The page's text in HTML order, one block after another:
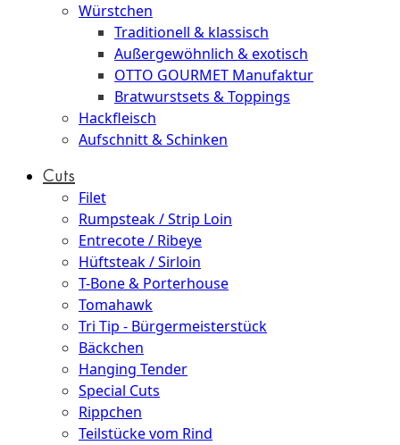
Würstchen
Traditionell & klassisch
Außergewöhnlich & exotisch
OTTO GOURMET Manufaktur
Bratwurstsets & Toppings
Hackfleisch
Aufschnitt & Schinken
Cuts
Filet
Rumpsteak / Strip Loin
Entrecote / Ribeye
Hüftsteak / Sirloin
T-Bone & Porterhouse
Tomahawk
Tri Tip - Bürgermeisterstück
Bäckchen
Hanging Tender
Special Cuts
Rippchen
Teilstücke vom Rind